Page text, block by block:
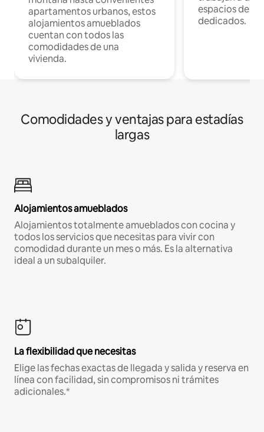
apartamentos urbanos, estos
alojamientos amueblados
cuentan con todos las
comodidades de una
vivienda.
espacios de
dedicados.
Comodidades y ventajas para estadías
largas
Alojamientos amueblados
Alojamientos totalmente amueblados con cocina y
todos los servicios que necesitas para vivir con
comodidad durante un mes o más. Es la alternativa
ideal a un subalquiler.
La flexibilidad que necesitas
Elige las fechas exactas de llegada y salida y reserva en
línea con facilidad, sin compromisos ni trámites
adicionales.*